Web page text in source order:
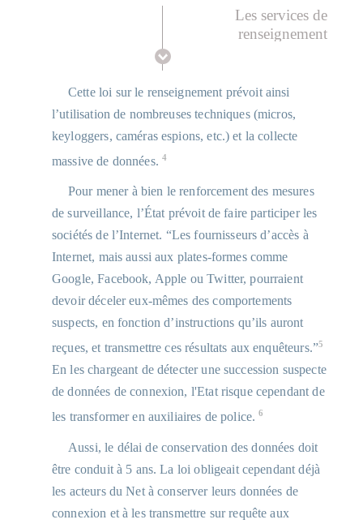
Les services de
renseignement
preuves d'achat de ces
appareils remonteraient
ainsi à 2010, bien avant
la légalisation de leur
"Espionnage : les
curieux achats des
douanes", Le Monde,
22.05.2015
Cette loi sur le renseignement prévoit ainsi
l’utilisation de nombreuses techniques (micros,
keyloggers, caméras espions, etc.) et la collecte
massive de données.4
Pour mener à bien le renforcement des mesures
de surveillance, l’État prévoit de faire participer les
sociétés de l’Internet. “Les fournisseurs d’accès à
Internet, mais aussi aux plates-formes comme
Google, Facebook, Apple ou Twitter, pourraient
devoir déceler eux-mêmes des comportements
suspects, en fonction d’instructions qu’ils auront
reçues, et transmettre ces résultats aux enquêteurs.”5
En les chargeant de détecter une succession suspecte
de données de connexion, l'Etat risque cependant de
les transformer en auxiliaires de police.6
Aussi, le délai de conservation des données doit
être conduit à 5 ans. La loi obligeait cependant déjà
les acteurs du Net à conserver leurs données de
connexion et à les transmettre sur requête aux